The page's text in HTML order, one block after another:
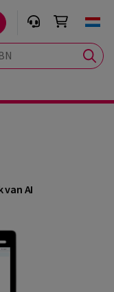
AI